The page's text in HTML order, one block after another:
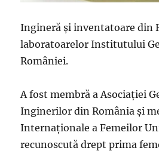
Ingineră și inventatoare din
laboratoarelor Institutului
României.
A fost membră a Asociației
Inginerilor din România și
Internaționale a Femeilor
recunoscută drept prima